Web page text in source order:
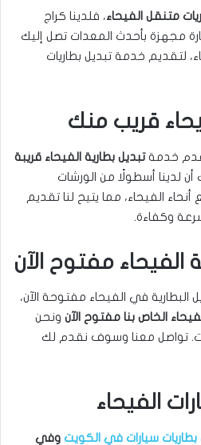
متنقل الفيحاء، فلدينا كراج
مجهزة بأحدث المعدات تصل إليك
لتقديم خدمة تبديل بطاريات
قريب منك
خدمةتبديل بطارية الفيحاء قريبة
لدينا أسطولًا من الورشات
الفيحاء، مما يتيح لنا تقديم
وكفاءة.
الفيحاء مفتوح الآن
البطارية في الفيحاء مفتوحة الآن،
الخاص بنا مفتوح الآن ونحن
تواصل معنا وسوف نقدم لك
الفيحاء
سيارات في الكويت وفي